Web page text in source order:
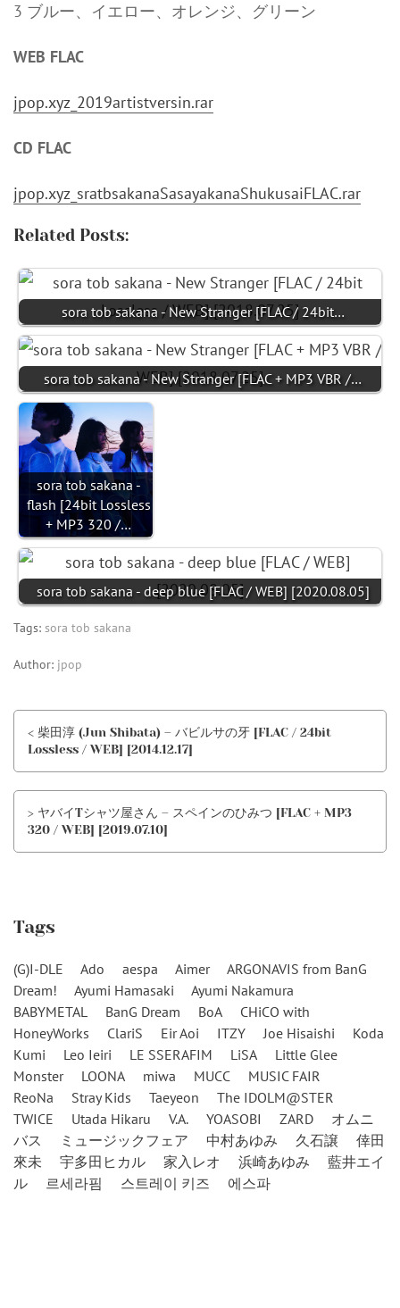
3 ブルー、イエロー、オレンジ、グリーン
WEB FLAC
jpop.xyz_2019artistversin.rar
CD FLAC
jpop.xyz_sratbsakanaSasayakanaShukusaiFLAC.rar
Related Posts:
sora tob sakana - New Stranger [FLAC / 24bit…
sora tob sakana - New Stranger [FLAC + MP3 VBR /…
sora tob sakana -
flash [24bit Lossless
+ MP3 320 /…
sora tob sakana - deep blue [FLAC / WEB] [2020.08.05]
Tags: sora tob sakana
Author: jpop
< 柴田淳 (Jun Shibata) – バビルサの牙 [FLAC / 24bit
Lossless / WEB] [2014.12.17]
> ヤバイTシャツ屋さん – スペインのひみつ [FLAC + MP3
320 / WEB] [2019.07.10]
Tags
(G)I-DLE Ado aespa Aimer
ARGONAVIS from BanG
Dream!
Ayumi Hamasaki
Ayumi Nakamura
BABYMETAL
BanG Dream BoA
CHiCO with
HoneyWorks
ClariS Eir Aoi ITZY Joe Hisaishi
Koda
Kumi
Leo Ieiri LE SSERAFIM LiSA
Little Glee
Monster
LOONA miwa MUCC
MUSIC FAIR
ReoNa
Stray Kids Taeyeon
The IDOLM@STER
TWICE
Utada Hikaru V.A. YOASOBI ZARD
オムニ
バス
ミュージックフェア 中村あゆみ 久石譲
倖田
來未
宇多田ヒカル 家入レオ 浜崎あゆみ
藍井エイ
ル
르세라핌 스트레이 키즈 에스파